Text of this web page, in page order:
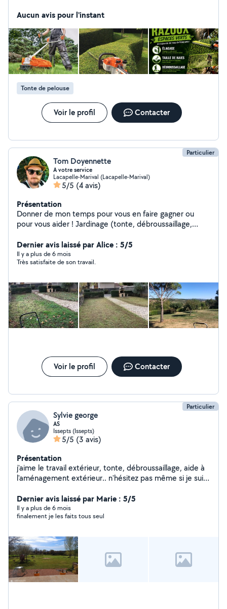
Aucun avis pour l'instant
Tonte de pelouse
Voir le profil Contacter
Particulier
Tom Doyennette
A votre service
Lacapelle-Marival (Lacapelle-Marival)
5/5 (4 avis)
Présentation
Donner de mon temps pour vous en faire gagner ou
pour vous aider ! Jardinage (tonte, débroussaillage,
Dépannage Ménage Taches lourdes et physiques
Travaux intérieurs Montage vidéos, photos Création
d'affiches pour vos événements ou flyers, faire-part.
mieux. À bientôt
Dernier avis laissé par Alice : 5/5
Il y a plus de 6 mois
Très satisfaite de son travail.
Voir le profil Contacter
Particulier
Sylvie george
AS
Issepts (Issepts)
5/5 (3 avis)
Présentation
j'aime le travail extérieur, tonte, débroussaillage, aide à
l'aménagement extérieur.. n'hésitez pas même si je suis
Dernier avis laissé par Marie : 5/5
Il y a plus de 6 mois
finalement je les faits tous seul